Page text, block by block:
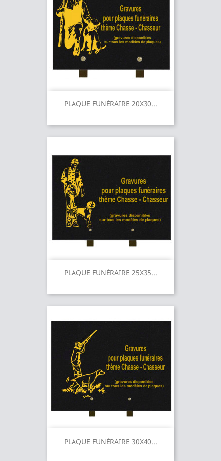
PLAQUE FUNÉRAIRE 20X30...
PLAQUE FUNÉRAIRE 25X35...
PLAQUE FUNÉRAIRE 30X40...